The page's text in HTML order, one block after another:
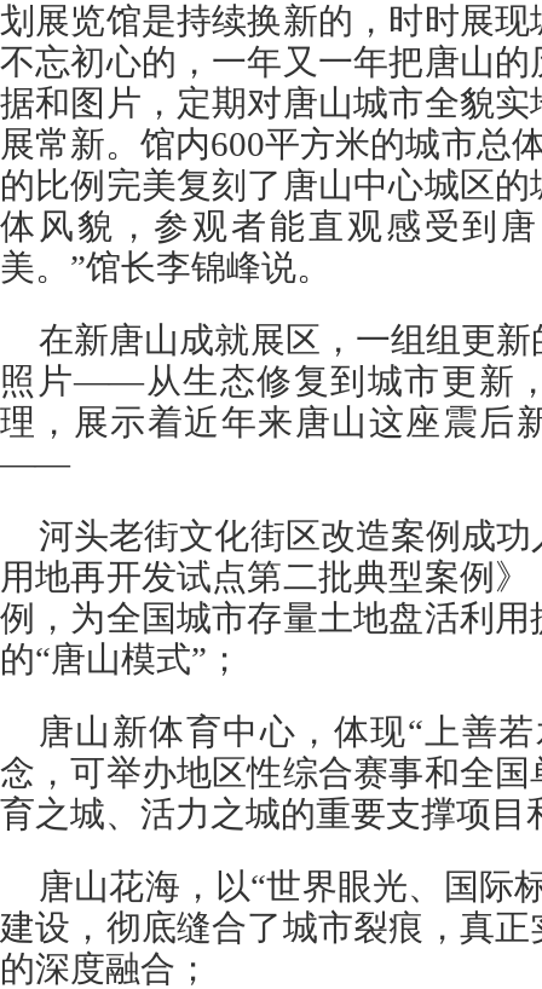
划展览馆是持续换新的，时时展
不忘初心的，一年又一年把唐山
据和图片，定期对唐山城市全貌
展常新。馆内600平方米的城市总
的比例完美复刻了唐山中心城区
体风貌，参观者能直观感受到
美。”馆长李锦峰说。
在新唐山成就展区，一组组更
照片——从生态修复到城市更新
理，展示着近年来唐山这座震后
——
河头老街文化街区改造案例成
用地再开发试点第二批典型案例
例，为全国城市存量土地盘活利
的“唐山模式”；
唐山新体育中心，体现“上善
念，可举办地区性综合赛事和全
育之城、活力之城的重要支撑项目
唐山花海，以“世界眼光、国际
建设，彻底缝合了城市裂痕，真
的深度融合；